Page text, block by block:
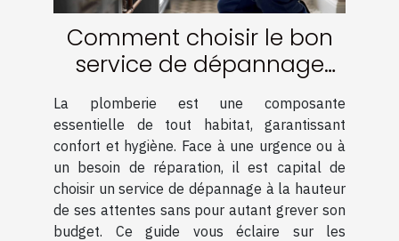
Comment choisir le bon
service de dépannage
plomberie à petit prix
La plomberie est une composante
essentielle de tout habitat, garantissant
confort et hygiène. Face à une urgence ou à
un besoin de réparation, il est capital de
choisir un service de dépannage à la hauteur
de ses attentes sans pour autant grever son
budget. Ce guide vous éclaire sur les